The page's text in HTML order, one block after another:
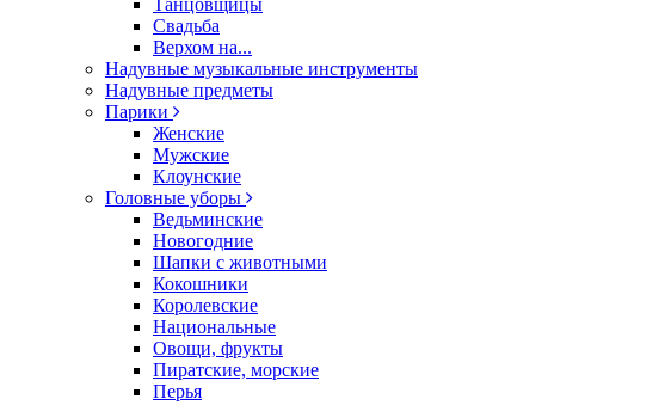
Танцовщицы
Свадьба
Верхом на...
Надувные музыкальные инструменты
Надувные предметы
Парики
Женские
Мужские
Клоунские
Головные уборы
Ведьминские
Новогодние
Шапки с животными
Кокошники
Королевские
Национальные
Овощи, фрукты
Пиратские, морские
Перья